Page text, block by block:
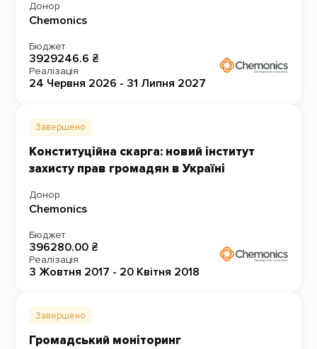
Донор
Chemonics
Бюджет
3929246.6 ₴
Реалізація
24 Червня 2026 - 31 Липня 2027
Завершено
Конституційна скарга: новий інститут
захисту прав громадян в Україні
Донор
Chemonics
Бюджет
396280.00 ₴
Реалізація
3 Жовтня 2017 - 20 Квітня 2018
Завершено
Громадський моніторинг